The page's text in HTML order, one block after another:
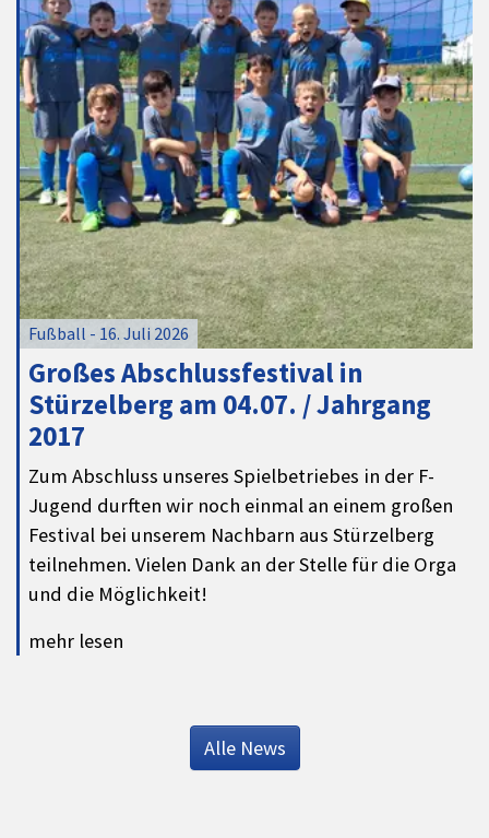
Fußball - 16. Juli 2026
Großes Abschlussfestival in
Stürzelberg am 04.07. / Jahrgang
2017
Zum Abschluss unseres Spielbetriebes in der F-
Jugend durften wir noch einmal an einem großen
Festival bei unserem Nachbarn aus Stürzelberg
teilnehmen. Vielen Dank an der Stelle für die Orga
und die Möglichkeit!
mehr lesen
Alle News